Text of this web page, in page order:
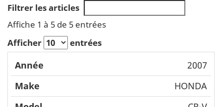
Filtrer les articles
Affiche 1 à 5 de 5 entrées
Afficher
entrées
Année Make
l
2007
HONDA